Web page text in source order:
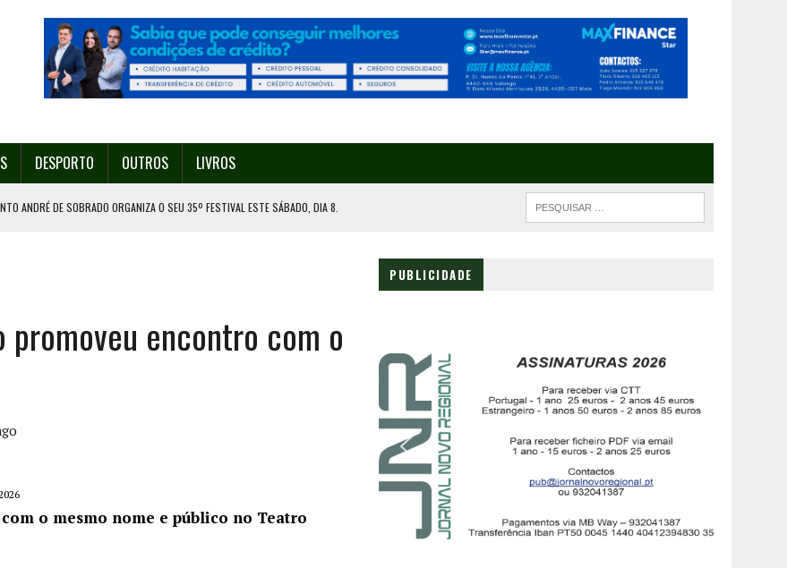
DESPORTO OUTROS LIVROS
ANDRÉ DE SOBRADO ORGANIZA O SEU 35º FESTIVAL ESTE SÁBADO, DIA 8.
EM GONDOMAR
encontro com o
o mesmo nome e público no Teatro
PUBLICIDADE